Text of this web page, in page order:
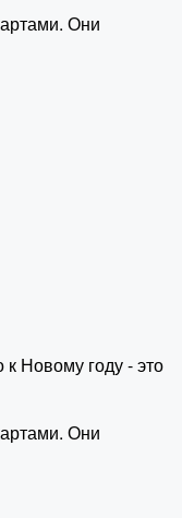
Они
Новому году - это
Они